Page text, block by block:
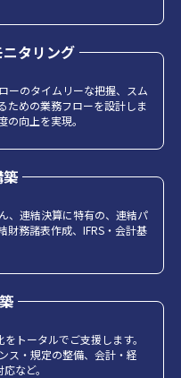
タリング
ーのタイムリーな把握、スム
ための業務フローを設計しま
の向上を実現。
、連結決算に特有の、連結パ
財務諸表作成、IFRS・会計基
トータルでご支援します。
ス・規定の整備、会計・経
など。